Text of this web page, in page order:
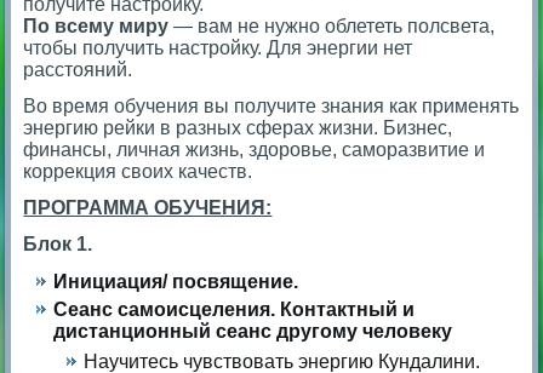
получите настройку.
По всему миру — вам не нужно облететь полсвета,
чтобы получить настройку. Для энергии нет
расстояний.
Во время обучения вы получите знания как применять
энергию рейки в разных сферах жизни. Бизнес,
финансы, личная жизнь, здоровье, саморазвитие и
коррекция своих качеств.
ПРОГРАММА ОБУЧЕНИЯ:
Блок 1.
Инициация/ посвящение.
Сеанс самоисцеления. Контактный и
дистанционный сеанс другому человеку
Научитесь чувствовать энергию Кундалини.